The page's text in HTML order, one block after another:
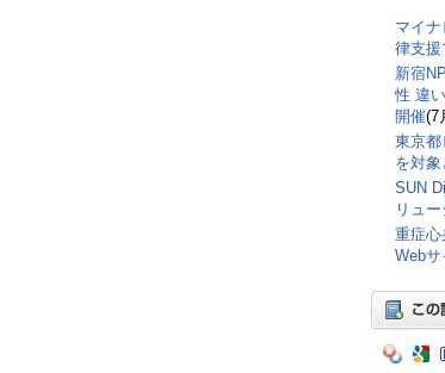
マイ
律支援
新宿
性 違
開催(7
東京都
を対
SUN
リュ
重症心
Web